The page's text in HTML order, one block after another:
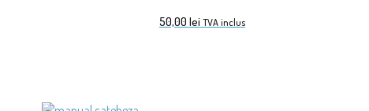
50,00 leiTVA inclus